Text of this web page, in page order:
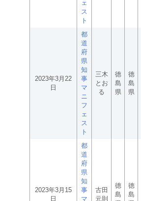
ェ
ス
ト
2023年3月22
日
都
道
府
県
知
事
マ
ニ
フ
ェ
ス
ト
三木
とお
る
徳
島
県
徳
島
県
2023年3月15
日
都
道
府
県
知
事
マ
古田
元則
徳
島
徳
島